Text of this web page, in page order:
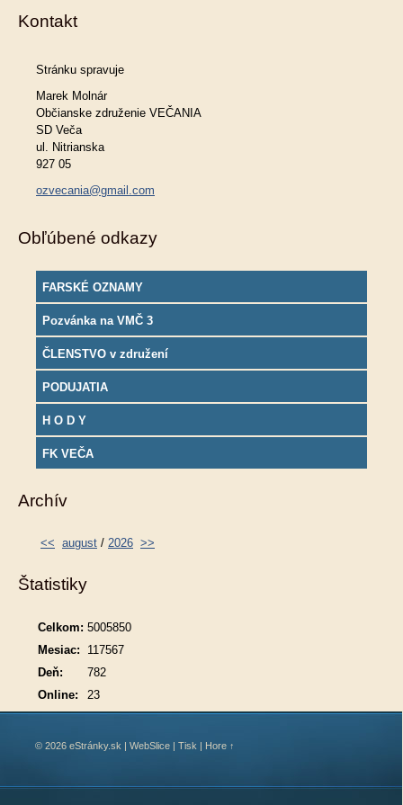
Kontakt
Stránku spravuje
Marek Molnár
Občianske združenie VEČANIA
SD Veča
ul. Nitrianska
927 05
ozvecania@gmail.com
Obľúbené odkazy
FARSKÉ OZNAMY
Pozvánka na VMČ 3
ČLENSTVO v združení
PODUJATIA
H O D Y
FK VEČA
Archív
<< august / 2026 >>
Štatistiky
Online: 23
Celkom: 5005850
Mesiac:
117567
Deň:
782
© 2026 eStránky.sk | WebSlice | Tisk | Hore ↑